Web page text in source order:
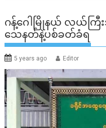
ဂန့်ဂေါမြိုနယ် လယ်ကြီ
သေနတ်နဲ့ပစ်ခတ်ခံရ
5 years ago Editor